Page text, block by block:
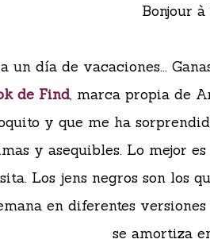
Bonjour à
un día de vacaciones...
de Find, marca propia de
y que me ha
y asequibles. Lo mejor
Los jens negros son los
en diferentes
se amortiza